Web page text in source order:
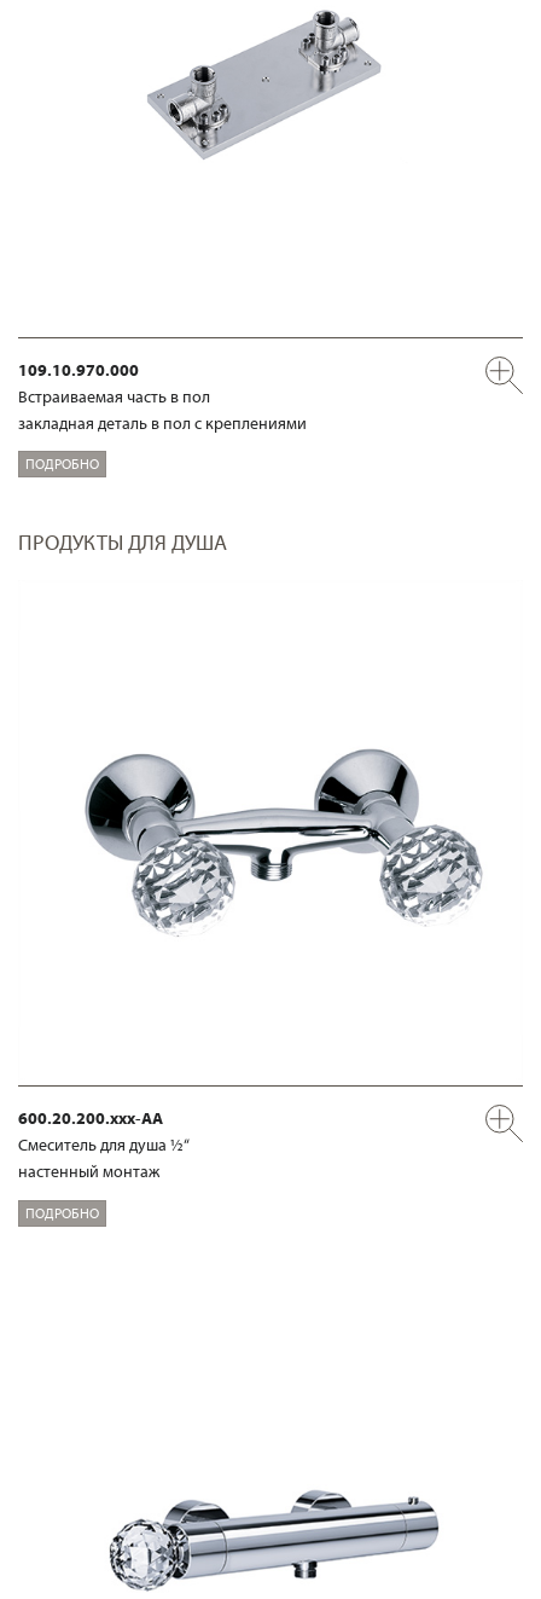
109.10.970.000
Встраиваемая часть в пол
закладная деталь в пол с креплениями
ПОДРОБНО
ПРОДУКТЫ ДЛЯ ДУША
600.20.200.xxx-AA
Смеситель для душа ½“
настенный монтаж
ПОДРОБНО